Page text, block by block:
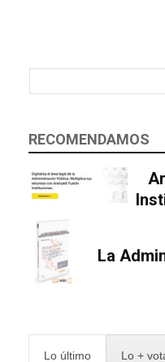
RECOMENDAMOS
La
Lo último Lo +